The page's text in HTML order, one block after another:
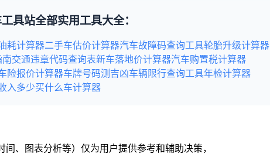
具站全部实用工具大全：
耗计算器二手车估价计算器汽车故障码查询工具轮胎升级计算器
南交通违章代码查询表新车落地价计算器汽车购置税计算器
险报价计算器车牌号码测吉凶车辆限行查询工具年检计算器
入多少买什么车计算器
、图表分析等）仅为用户提供参考和辅助决策，